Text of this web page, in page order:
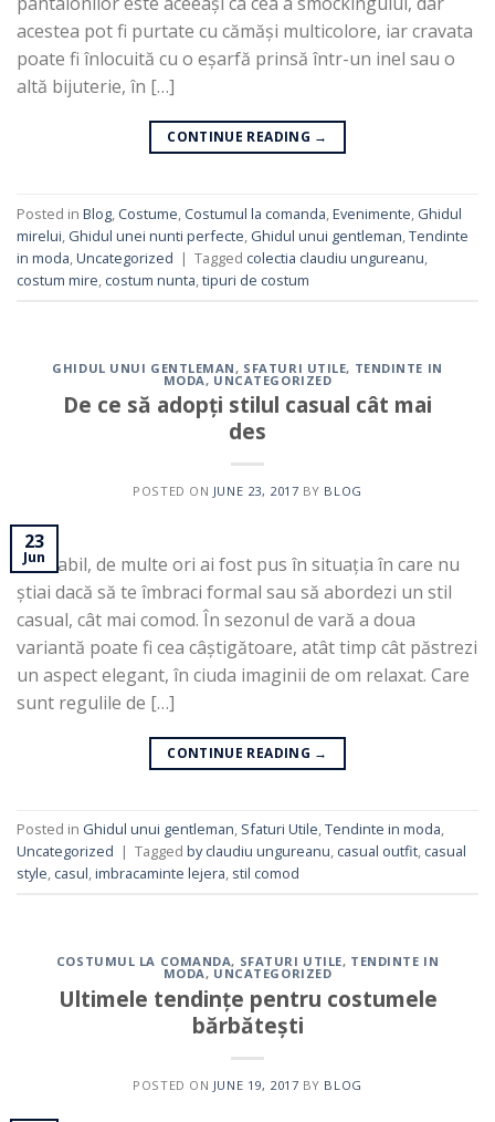
acestea pot fi purtate cu cămăși multicolore, iar cravata
poate fi înlocuită cu o eșarfă prinsă într-un inel sau o
altă bijuterie, în […]
CONTINUE READING →
Posted in Blog, Costume, Costumul la comanda,Evenimente, Ghidul
mirelui, Ghidul unei nunti perfecte, Ghidul unui gentleman,Tendinte
in moda,Uncategorized | Tagged colectia claudiu ungureanu,
costum mire, costum nunta,tipuri de costum
GHIDUL UNUI GENTLEMAN , SFATURI UTILE, TENDINTE IN
MODA, UNCATEGORIZED
De ce să adopți stilul casual cât mai
des
POSTED ON JUNE 23, 2017 BY BLOG
23
Jun
Probabil, de multe ori ai fost pus în situația în care nu
știai dacă să te îmbraci formal sau să abordezi un stil
casual, cât mai comod. În sezonul de vară a doua
variantă poate fi cea câștigătoare, atât timp cât păstrezi
un aspect elegant, în ciuda imaginii de om relaxat. Care
sunt regulile de […]
CONTINUE READING →
Posted in Ghidul unui gentleman, Sfaturi Utile,Tendinte in moda,
Uncategorized | Tagged by claudiu ungureanu, casual outfit, casual
style, casul,imbracaminte lejera, stil comod
COSTUMUL LA COMANDA, SFATURI UTILE, TENDINTE IN
MODA, UNCATEGORIZED
Ultimele tendințe pentru costumele
bărbătești
POSTED ON JUNE 19, 2017 BY BLOG